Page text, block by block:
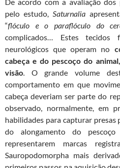
pelo estudo, Saturnalia
“flóculo e o paraflóculo do
complicados… Estes tecidos
neurológicos que operam no
cabeça e do pescoço do
visão. O grande volume
comportamento em que
cabeça deveriam ser parte do
observado, normalmente, em
habilidades para capturar presas
do alongamento do
representarem marcas
Sauropodomorpha mais